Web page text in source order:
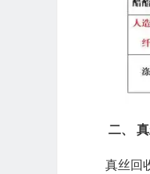
二、
真丝回